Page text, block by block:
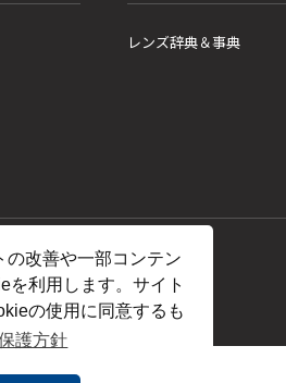
の改善や一部コンテン
を利用します。サイト
の使用に同意するも
護方針
レンズ辞典＆事典